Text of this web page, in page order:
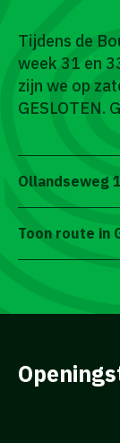
Tijdens de
week 31 en
zijn we op
GESLOTEN.
Ollandseweg
Toon route in